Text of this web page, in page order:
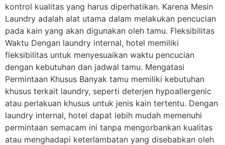
kontrol kualitas yang harus diperhatikan. Karena Mesin
Laundry adalah alat utama dalam melakukan pencucian
pada kain yang akan digunakan oleh tamu. Fleksibilitas
Waktu Dengan laundry internal, hotel memiliki
fleksibilitas untuk menyesuaikan waktu pencucian
dengan kebutuhan dan jadwal tamu. Mengatasi
Permintaan Khusus Banyak tamu memiliki kebutuhan
khusus terkait laundry, seperti deterjen hypoallergenic
atau perlakuan khusus untuk jenis kain tertentu. Dengan
laundry internal, hotel dapat lebih mudah memenuhi
permintaan semacam ini tanpa mengorbankan kualitas
atau menghadapi keterlambatan yang disebabkan oleh